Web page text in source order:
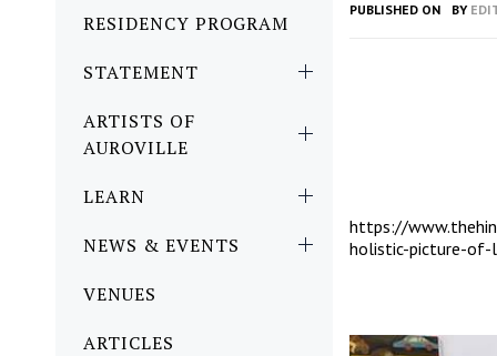
RESIDENCY PROGRAM
STATEMENT
ARTISTS OF
AUROVILLE
LEARN
NEWS & EVENTS
VENUES
ARTICLES
PUBLISHED ON BY
https://
holistic-picture-